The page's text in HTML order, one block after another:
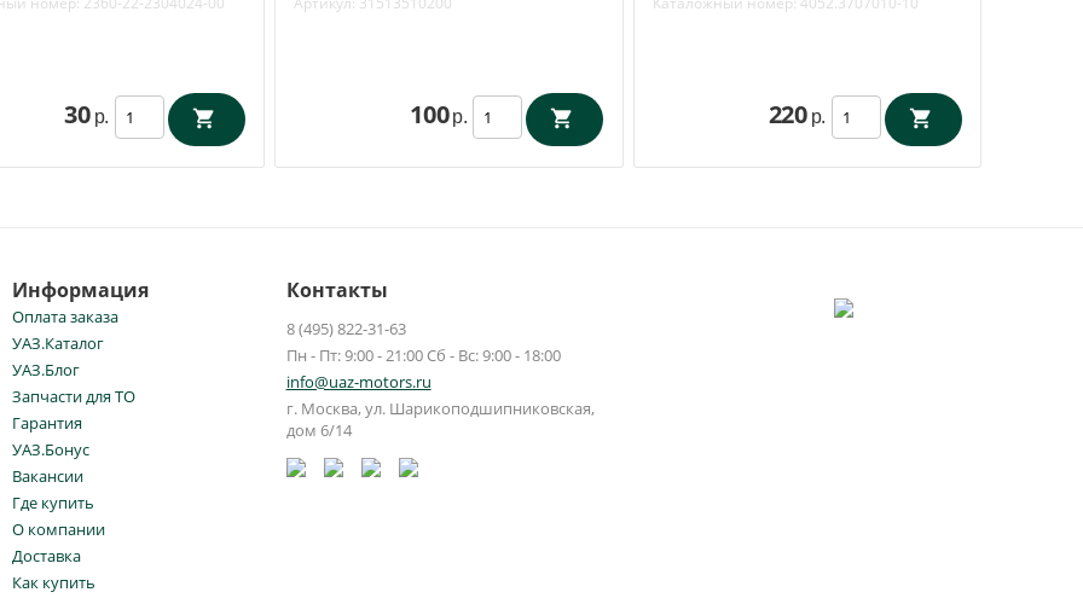
30 р. 100 р. 220 р.
Информация
Оплата заказа
УАЗ.Каталог
УАЗ.Блог
Запчасти для ТО
Гарантия
УАЗ.Бонус
Вакансии
Где купить
О компании
Доставка
Как купить
Контакты
8 (495) 822-31-63
Пн - Пт: 9:00 - 21:00 Сб - Вс: 9:00 - 18:00
info@uaz-motors.ru
г. Москва, ул. Шарикоподшипниковская,
дом 6/14